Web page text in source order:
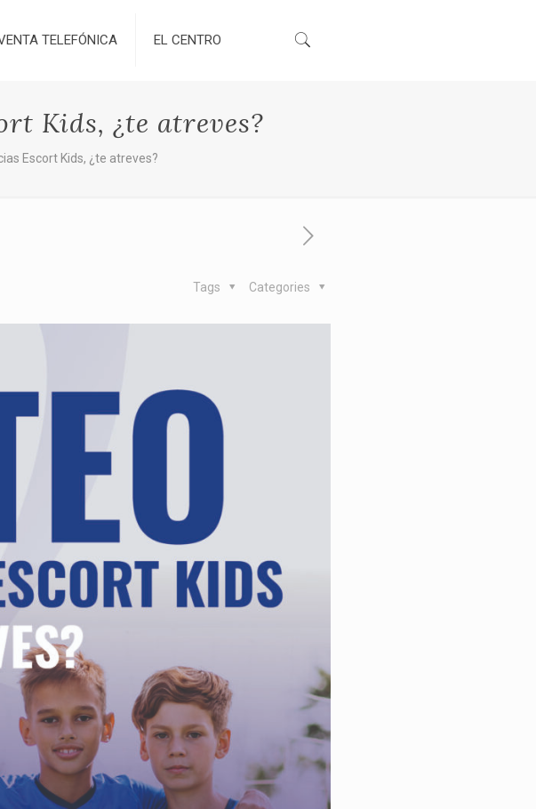
TELEFÓNICA EL CENTRO
Kids, ¿te atreves?
Escort Kids, ¿te atreves?
Categories
Tags